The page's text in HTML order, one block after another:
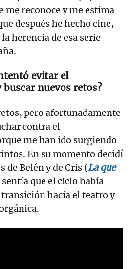
me reconoce y me estima
después he hecho cine,
herencia de esa serie
evitar el
nuevos retos?
pero afortunadamente
contra el
me han ido surgiendo
En su momento decidí
de Belén y de Cris (La que
que el ciclo había
hacia el teatro y